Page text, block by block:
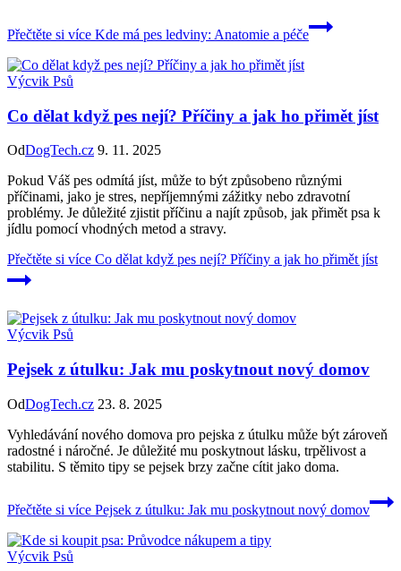
Přečtěte si více Kde má pes ledviny: Anatomie a péče
Výcvik Psů
Co dělat když pes nejí? Příčiny a jak ho přimět jíst
OdDogTech.cz 9. 11. 2025
Pokud Váš pes odmítá jíst, může to být způsobeno různými
příčinami, jako je stres, nepříjemnými zážitky nebo zdravotní
problémy. Je důležité zjistit příčinu a najít způsob, jak přimět psa k
jídlu pomocí vhodných metod a stravy.
Přečtěte si více Co dělat když pes nejí? Příčiny a jak ho přimět jíst
Výcvik Psů
Pejsek z útulku: Jak mu poskytnout nový domov
OdDogTech.cz 23. 8. 2025
Vyhledávání nového domova pro pejska z útulku může být zároveň
radostné i náročné. Je důležité mu poskytnout lásku, trpělivost a
stabilitu. S těmito tipy se pejsek brzy začne cítit jako doma.
Přečtěte si více Pejsek z útulku: Jak mu poskytnout nový domov
Výcvik Psů